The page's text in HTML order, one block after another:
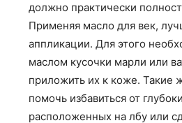
должно практически
Применяя масло для век,
аппликации. Для этого
маслом кусочки марли или
приложить их к коже. Такие
помочь избавиться от
расположенных на лбу или